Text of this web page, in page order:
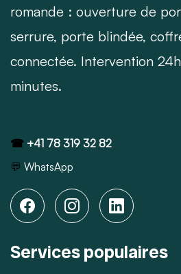
romande : ouverture de
serrure, porte blindée,
connectée. Intervention
minutes.
☎ +41 78 319 32 82
💬 WhatsApp
Services populaires